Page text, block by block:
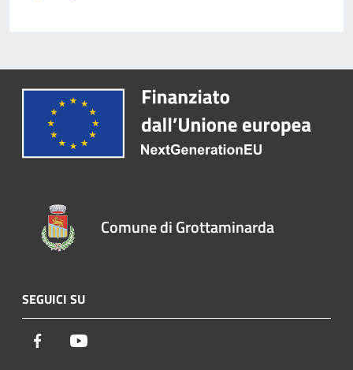
Comune di Grottaminarda
SEGUICI SU
Facebook